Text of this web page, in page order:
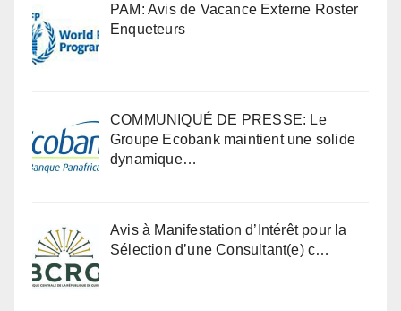
PAM: Avis de Vacance Externe Roster
Enqueteurs
COMMUNIQUÉ DE PRESSE: Le
Groupe Ecobank maintient une solide
dynamique…
Avis à Manifestation d’Intérêt pour la
Sélection d’une Consultant(e) c…